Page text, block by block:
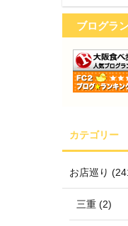
ブログラ
カテゴリー
お店巡り
三重 (2)